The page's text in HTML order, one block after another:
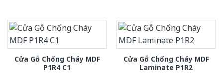
Cửa Gỗ Chống Cháy MDF
P1R4 C1
Cửa Gỗ Chống Cháy MDF
Laminate P1R2